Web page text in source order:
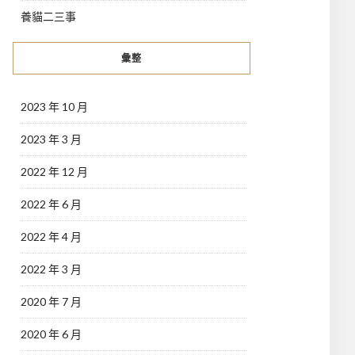
養貓二三事
彙整
2023 年 10 月
2023 年 3 月
2022 年 12 月
2022 年 6 月
2022 年 4 月
2022 年 3 月
2020 年 7 月
2020 年 6 月